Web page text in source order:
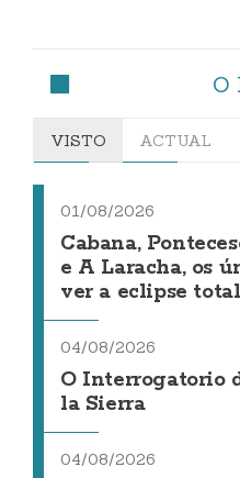
O
VISTO ACTUAL
01/08/2026
Cabana,
e A Laracha, os
ver a eclipse
04/08/2026
O Interrogatorio
la Sierra
04/08/2026